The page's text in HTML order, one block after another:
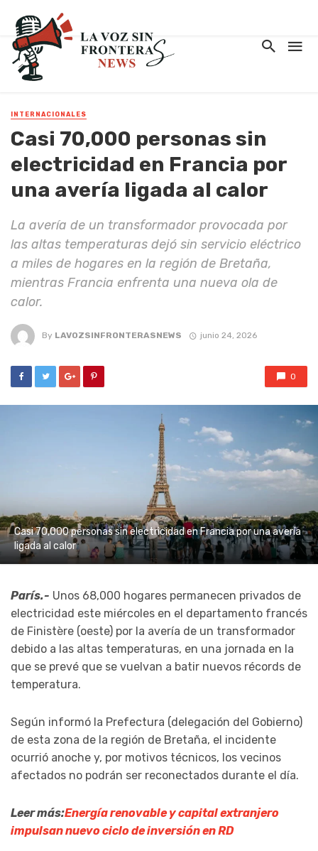
INTERNACIONALES
Casi 70,000 personas sin
electricidad en Francia por
una avería ligada al calor
La avería de un transformador provocada por
las altas temperaturas dejó sin servicio eléctrico
a miles de hogares en la región de Bretaña,
mientras Francia enfrenta una nueva ola de
calor.
By LAVOZSINFRONTERASNEWS junio 24, 2026
0
Casi 70,000 personas sin electricidad en Francia por una avería
ligada al calor
París.- Unos 68,000 hogares permanecen privados de
electricidad este miércoles en el departamento francés
de Finistère (oeste) por la avería de un transformador
debido a las altas temperaturas, en una jornada en la
que se prevé que se vuelvan a batir nuevos récords de
temperatura.
Según informó la Prefectura (delegación del Gobierno)
de esta zona de la región de Bretaña, el incidente
ocurrió anoche y, por motivos técnicos, los vecinos
afectados no podrán ser reconectados durante el día.
Leer más:Energía renovable y capital extranjero
impulsan nuevo ciclo de inversión en RD